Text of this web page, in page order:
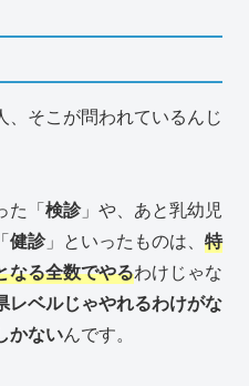
そこが問われているんじ
た「検診」や、あと乳幼児
健診」といったものは、 特
なる全数でやるわけじゃな
レベルじゃやれるわけがな
かないんです。